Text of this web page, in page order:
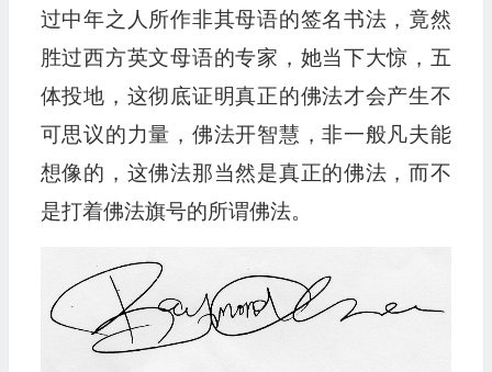
过中年之人所作非其母语的签名书法，竟然
胜过西方英文母语的专家，她当下大惊，五
体投地，这彻底证明真正的佛法才会产生不
可思议的力量，佛法开智慧，非一般凡夫能
想像的，这佛法那当然是真正的佛法，而不
是打着佛法旗号的所谓佛法。